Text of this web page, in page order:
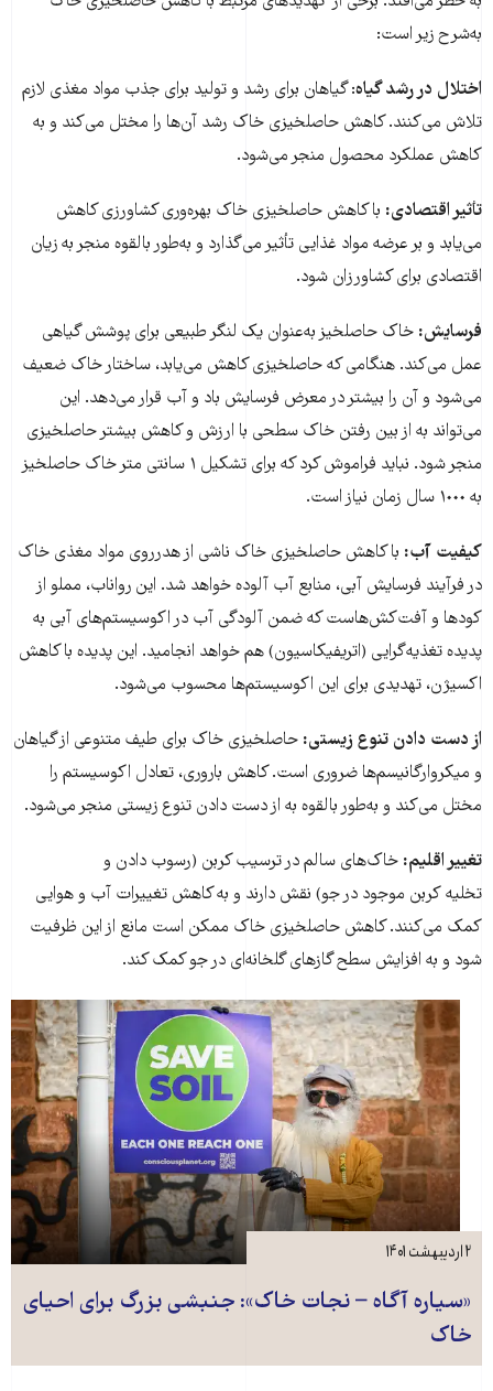
به‌شرح زیر است:
اختلال در رشد گیاه: گیاهان برای رشد و تولید برای جذب مواد مغذی لازم
تلاش می‌کنند. کاهش حاصلخیزی خاک رشد آن‌ها را مختل می‌کند و بە
کاهش عملکرد محصول منجر می‌شود.
تأثیر اقتصادی: با کاهش حاصلخیزی خاک بهره‌وری کشاورزی کاهش
می‌یابد و بر عرضه مواد غذایی تأثیر می‌گذارد و به‌طور بالقوه منجر به زیان
اقتصادی برای کشاورزان شود.
فرسایش: خاک حاصلخیز به‌عنوان یک لنگر طبیعی برای پوشش گیاهی
عمل می‌کند. هنگامی که حاصلخیزی کاهش می‌یابد، ساختار خاک ضعیف
می‌شود و آن را بیشتر در معرض فرسایش باد و آب قرار می‌دهد. این
می‌تواند به از بین رفتن خاک سطحی با ارزش و کاهش بیشتر حاصلخیزی
منجر شود. نباید فراموش کرد کە برای تشکیل ١ سانتی متر خاک حاصلخیز
بە ١٠٠٠ سال زمان نیاز است.
کیفیت آب: با کاهش حاصلخیزی خاک ناشی از هدرروی مواد مغذی خاک
در فرآیند فرسایش آبی، منابع آب آلودە خواهد شد. این رواناب، مملو از
کودها و آفت‌کش‌هاست کە ضمن آلودگی آب در اکوسیستم‌های آبی بە
پدیدە تغذیە‌گرایی (اتریفیکاسیون) هم خواهد انجامید. این پدیده با کاهش
اکسیژن، تهدیدی برای این اکوسیستم‌ها محسوب می‌شود.
از دست دادن تنوع زیستی: حاصلخیزی خاک برای طیف متنوعی از گیاهان
و میکروارگانیسم‌ها ضروری است. کاهش باروری، تعادل اکوسیستم را
مختل می‌کند و به‌طور بالقوه به از دست دادن تنوع زیستی منجر می‌شود.
تغییر اقلیم: خاک‌های سالم در ترسیب کربن (رسوب دادن و
تخلیه کربن موجود در جو) نقش دارند و به کاهش تغییرات آب و هوایی
کمک می‌کنند. کاهش حاصلخیزی خاک ممکن است مانع از این ظرفیت
شود و به افزایش سطح گازهای گلخانه‌ای در جو کمک کند.
«سیاره آگاه – نجات خاک»: جنبشی بزرگ برای احیای
خاک
۲ اردیبهشت ۱۴۰۱